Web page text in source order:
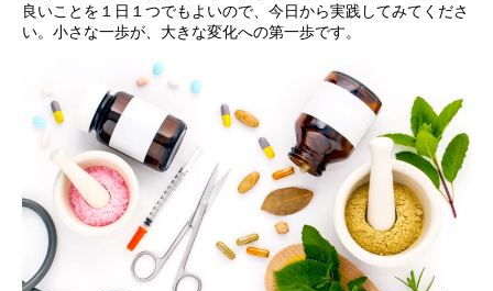
良いことを１日１つでもよいので、今日から実践してみてくださ
い。小さな一歩が、大きな変化への第一歩です。